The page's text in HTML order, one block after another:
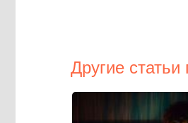
Другие статьи